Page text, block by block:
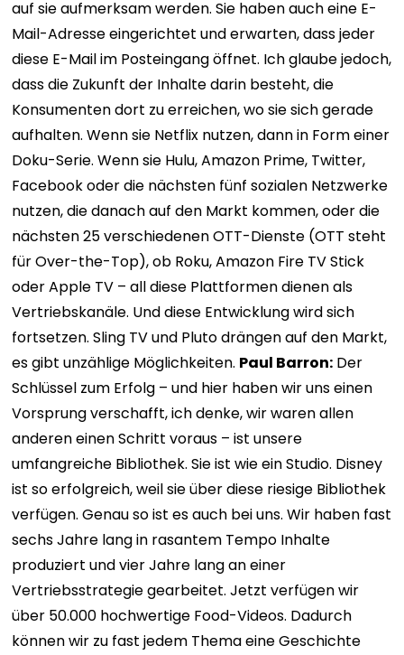
auf sie aufmerksam werden. Sie haben auch eine E-
Mail-Adresse eingerichtet und erwarten, dass jeder
diese E-Mail im Posteingang öffnet. Ich glaube jedoch,
dass die Zukunft der Inhalte darin besteht, die
Konsumenten dort zu erreichen, wo sie sich gerade
aufhalten. Wenn sie Netflix nutzen, dann in Form einer
Doku-Serie. Wenn sie Hulu, Amazon Prime, Twitter,
Facebook oder die nächsten fünf sozialen Netzwerke
nutzen, die danach auf den Markt kommen, oder die
nächsten 25 verschiedenen OTT-Dienste (OTT steht
für Over-the-Top), ob Roku, Amazon Fire TV Stick
oder Apple TV – all diese Plattformen dienen als
Vertriebskanäle. Und diese Entwicklung wird sich
fortsetzen. Sling TV und Pluto drängen auf den Markt,
es gibt unzählige Möglichkeiten. Paul Barron: Der
Schlüssel zum Erfolg – ​​und hier haben wir uns einen
Vorsprung verschafft, ich denke, wir waren allen
anderen einen Schritt voraus – ist unsere
umfangreiche Bibliothek. Sie ist wie ein Studio. Disney
ist so erfolgreich, weil sie über diese riesige Bibliothek
verfügen. Genau so ist es auch bei uns. Wir haben fast
sechs Jahre lang in rasantem Tempo Inhalte
produziert und vier Jahre lang an einer
Vertriebsstrategie gearbeitet. Jetzt verfügen wir
über 50.000 hochwertige Food-Videos. Dadurch
können wir zu fast jedem Thema eine Geschichte